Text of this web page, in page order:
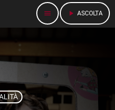
menu play_arrow ASCOLTA